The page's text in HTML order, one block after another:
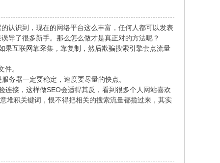
认识到，现在的网络平台这么丰富，任何人都可以发表
导了很多新手。那么怎么做才是真正对的方法呢？
互联网靠采集，靠复制，然后欺骗搜索引擎套点流量
。
器一定要稳定，速度要尽量的快点。
接，这样做SEO会适得其反，看到很多个人网站喜欢
堆积关键词，恨不得把相关的搜索流量都揽过来，其实